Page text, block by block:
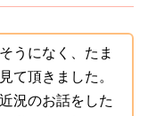
うになく、たま
て頂きました。
況のお話をした